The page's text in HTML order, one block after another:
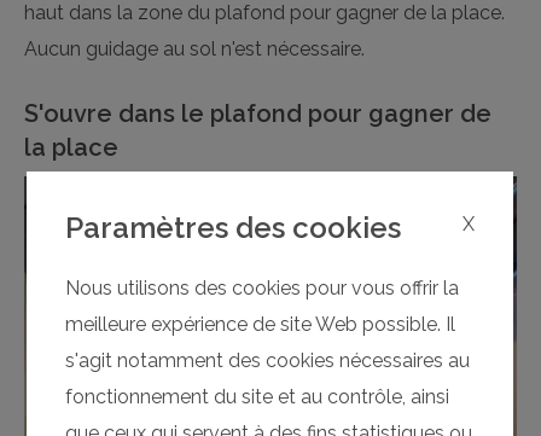
haut dans la zone du plafond pour gagner de la place.
Aucun guidage au sol n'est nécessaire.
S'ouvre dans le plafond pour gagner de
la place
Paramètres des cookies X
Nous utilisons des cookies pour vous offrir la
meilleure expérience de site Web possible. Il
s'agit notamment des cookies nécessaires au
fonctionnement du site et au contrôle, ainsi